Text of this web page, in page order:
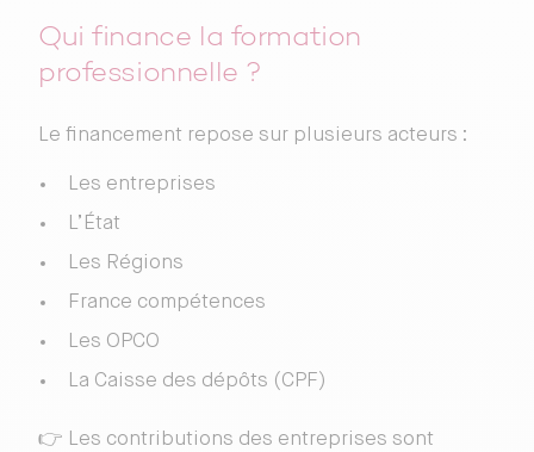
Qui finance la formation
professionnelle ?
Le financement repose sur plusieurs acteurs :
Les entreprises
L’État
Les Régions
France compétences
Les OPCO
La Caisse des dépôts (CPF)
👉 Les contributions des entreprises sont